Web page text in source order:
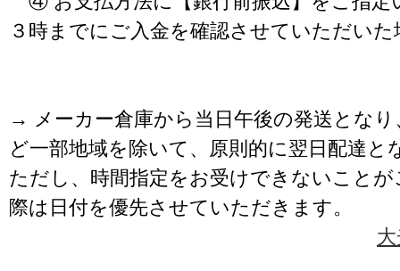
３時までにご入金を確認させていただいた
→ メーカー倉庫から当日午後の発送となり
ど一部地域を除いて、原則的に翌日配達と
ただし、時間指定をお受けできないこと
際は日付を優先させていただきます。